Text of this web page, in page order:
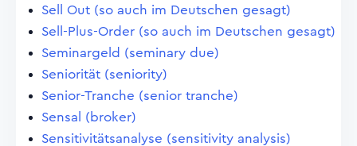
Sell Out (so auch im Deutschen gesagt)
Sell-Plus-Order (so auch im Deutschen gesagt)
Seminargeld (seminary due)
Seniorität (seniority)
Senior-Tranche (senior tranche)
Sensal (broker)
Sensitivitätsanalyse (sensitivity analysis)